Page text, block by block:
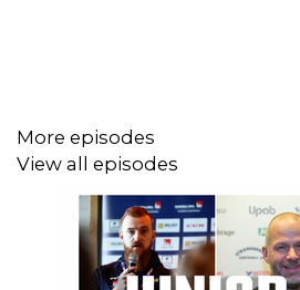
Juniorhockeysnack
#juniorpodden
More episodes
View all episodes